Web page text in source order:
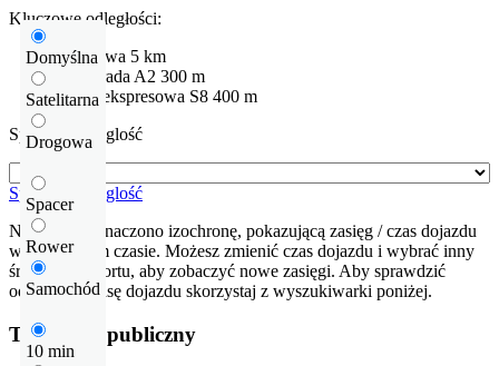
Domyślna
Satelitarna
Drogowa
Spacer
Rower
Samochód
10 min
Kluczowe odległości:
Warszawa 5 km
Autostrada A2 300 m
Droga ekspresowa S8 400 m
Sprawdź odleglość
Sprawdź odleglość
Na mapie zaznaczono izochronę, pokazującą zasięg / czas dojazdu
w określonym czasie. Możesz zmienić czas dojazdu i wybrać inny
środek transportu, aby zobaczyć nowe zasięgi. Aby sprawdzić
odłegłość i trasę dojazdu skorzystaj z wyszukiwarki poniżej.
Transport publiczny